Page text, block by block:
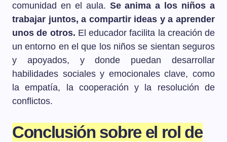
comunidad en el aula. Se anima a los niños a
trabajar juntos, a compartir ideas y a aprender
unos de otros. El educador facilita la creación de
un entorno en el que los niños se sientan seguros
y apoyados, y donde puedan desarrollar
habilidades sociales y emocionales clave, como
la empatía, la cooperación y la resolución de
conflictos.
Conclusión sobre el rol de